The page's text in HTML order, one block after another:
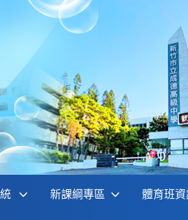
新課綱專區 體育班